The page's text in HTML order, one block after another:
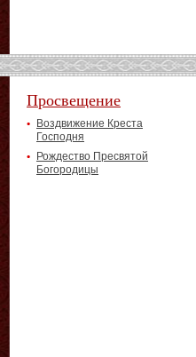
Просвещение
Воздвижение Креста
Господня
Рождество Пресвятой
Богородицы